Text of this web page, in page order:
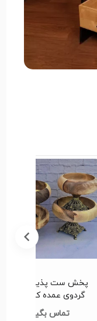
گردوی عمده کدG3365
تماس بگیرید